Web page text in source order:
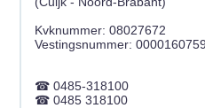
Kvknummer: 08027672
0485-318100
0485 318100